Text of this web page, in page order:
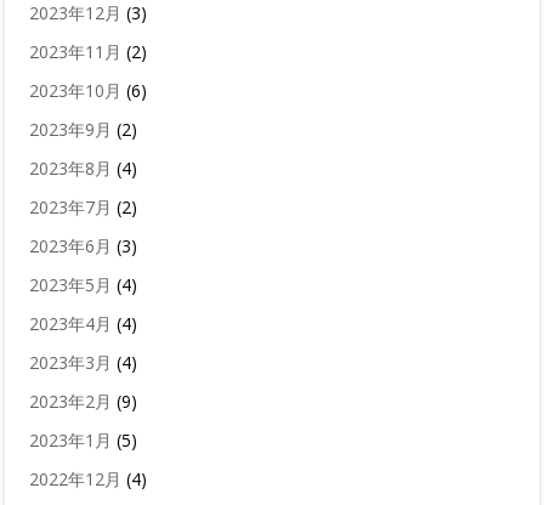
2023年12月 (3)
2023年11月 (2)
2023年10月 (6)
2023年9月 (2)
2023年8月 (4)
2023年7月 (2)
2023年6月 (3)
2023年5月 (4)
2023年4月 (4)
2023年3月 (4)
2023年2月 (9)
2023年1月 (5)
2022年12月 (4)